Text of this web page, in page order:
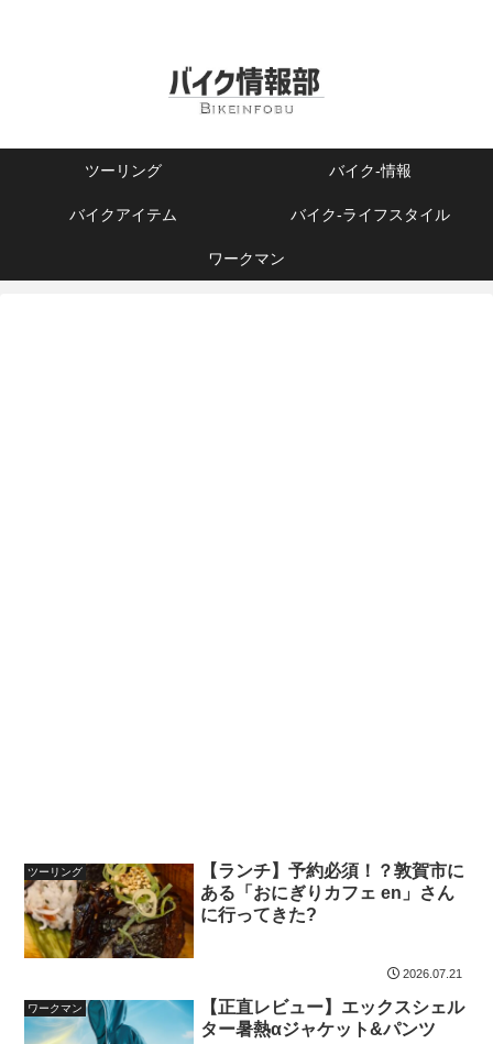
ツーリング バイク-情報
バイクアイテム バイク-ライフスタイル
ワークマン
ツーリング
【ランチ】予約必須！？敦賀市に
ある「おにぎりカフェ en」さん
に行ってきた?
2026.07.21
ワークマン
【正直レビュー】エックスシェル
ター暑熱αジャケット&パンツ